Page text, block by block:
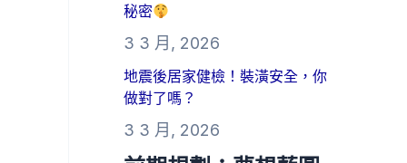
秘密
3 3 月, 2026
地震後居家健檢！裝潢安全，你
做對了嗎？
3 3 月, 2026